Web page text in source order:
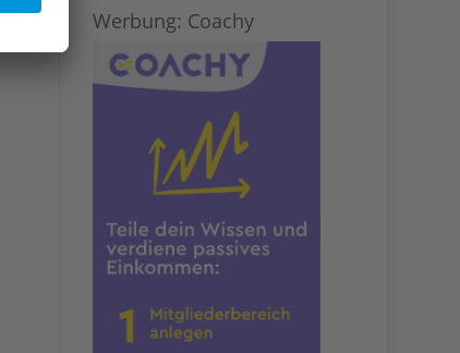
Werbung: Coachy